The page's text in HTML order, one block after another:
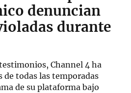
denuncian
durante
Channel 4 ha
todas las temporadas
de su plataforma bajo